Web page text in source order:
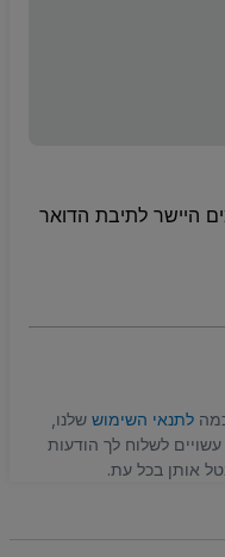
היישר לתיבת הדואר
לתנאי השימוששלנו,
לשלוח לך הודעות